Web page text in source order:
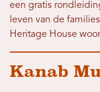
een gratis
leven van de
Heritage House
Kanab